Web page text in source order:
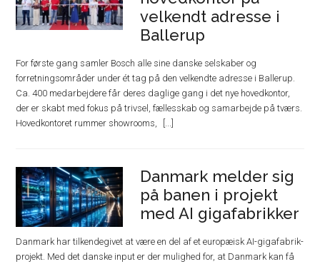
velkendt adresse i
Ballerup
For første gang samler Bosch alle sine danske selskaber og
forretningsområder under ét tag på den velkendte adresse i Ballerup.
Ca. 400 medarbejdere får deres daglige gang i det nye hovedkontor,
der er skabt med fokus på trivsel, fællesskab og samarbejde på tværs.
Hovedkontoret rummer showrooms,
Danmark melder sig
på banen i projekt
med AI gigafabrikker
Danmark har tilkendegivet at være en del af et europæisk AI-gigafabrik-
projekt. Med det danske input er der mulighed for, at Danmark kan få